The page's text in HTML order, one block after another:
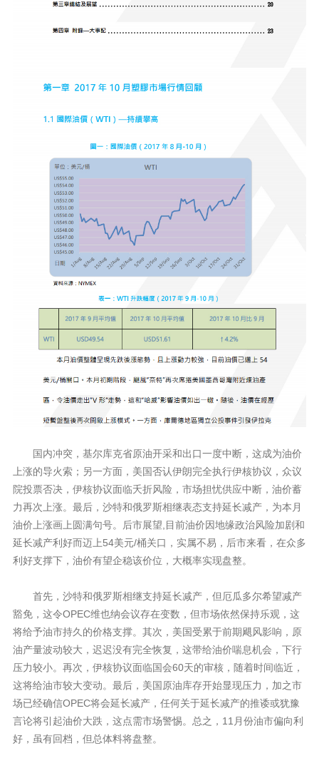
国内冲突，基尔库克省原油开采和出口一度中断，这成为油价
上涨的导火索；另一方面，美国否认伊朗完全执行伊核协议，众议
院投票否决，伊核协议面临夭折风险，市场担忧供应中断，油价蓄
力再次上涨。最后，沙特和俄罗斯相继表态支持延长减产，为本月
油价上涨画上圆满句号。后市展望,目前油价因地缘政治风险加剧和
延长减产利好而迈上54美元/桶关口，实属不易，后市来看，在众多
利好支撑下，油价有望企稳该价位，大概率实现盘整。
首先，沙特和俄罗斯相继支持延长减产，但厄瓜多尔希望减产
豁免，这令OPEC维也纳会议存在变数，但市场依然保持乐观，这
将给予油市持久的价格支撑。其次，美国受累于前期飓风影响，原
油产量波动较大，迟迟没有完全恢复，这带给油价喘息机会，下行
压力较小。再次，伊核协议面临国会60天的审核，随着时间临近，
这将给油市较大变动。最后，美国原油库存开始显现压力，加之市
场已经确信OPEC将会延长减产，任何关于延长减产的推诿或犹豫
言论将引起油价大跌，这点需市场警惕。总之，11月份油市偏向利
好，虽有回档，但总体料将盘整。